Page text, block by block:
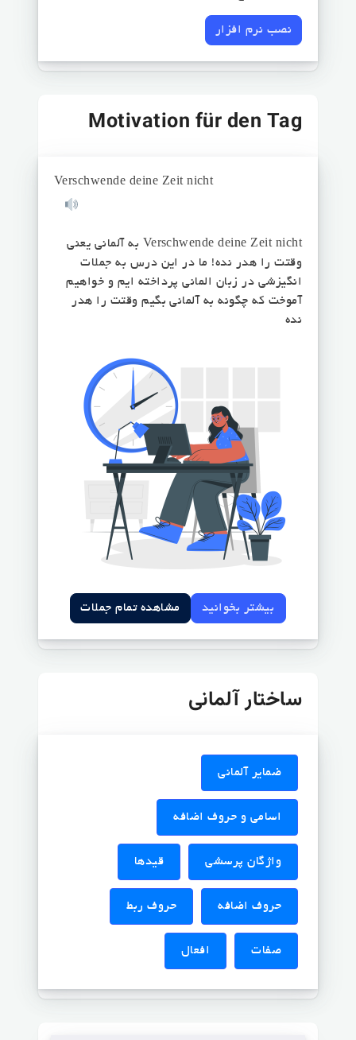
نصب نرم افزار
Motivation für den Tag
Verschwende deine Zeit nicht
Verschwende deine Zeit nicht به آلمانی یعنی
وقتت را هدر نده! ما در این درس به جملات
انگیزشی در زبان المانی پرداخته ایم و خواهیم
آموخت که چگونه به آلمانی بگیم وقتت را هدر
نده
بیشتر بخوانید مشاهده تمام جملات
ساختار آلمانی
ضمایر آلمانی
اسامی و حروف اضافه
واژگان پرسشی قیدها
حروف اضافه حروف ربط
صفات افعال